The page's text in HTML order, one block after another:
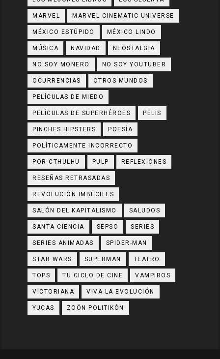
MARVEL MARVEL CINEMATIC UNIVERSE
MÉXICO ESTÚPIDO MÉXICO LINDO
MÚSICA NAVIDAD NEOSTALGIA
NO SOY MONERO NO SOY YOUTUBER
OCURRENCIAS OTROS MUNDOS
PELÍCULAS DE MIEDO
PELÍCULAS DE SUPERHÉROES PELIS
PINCHES HIPSTERS POESÍA
POLÍTICAMENTE INCORRECTO
POR CTHULHU PULP REFLEXIONES
RESEÑAS RETRASADAS
REVOLUCIÓN IMBÉCILES
SALÓN DEL KAPITALISMO SALUDOS
SANTA CIENCIA SEPSO SERIES
SERIES ANIMADAS SPIDER-MAN
STAR WARS SUPERMAN TEATRO
TOPS TU CICLO DE CINE VAMPIROS
VICTORIANA VIVA LA EVOLUCIÓN
YUCAS ZOÓN POLITIKÓN